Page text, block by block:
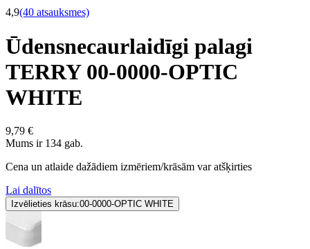
4,9(40 atsauksmes)
Ūdensnecaurlaidīgi palagi
TERRY 00-0000-OPTIC
WHITE
9,79 €
Mums ir 134 gab.
Cena un atlaide dažādiem izmēriem/krāsām var atšķirties
Lai dalītos
Izvēlieties krāsu:00-0000-OPTIC WHITE